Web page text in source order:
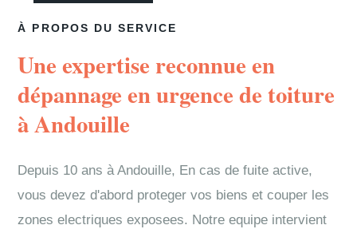
À PROPOS DU SERVICE
Une expertise reconnue en
dépannage en urgence de toiture
à Andouille
Depuis 10 ans à Andouille, En cas de fuite active,
vous devez d'abord proteger vos biens et couper les
zones electriques exposees. Notre equipe intervient